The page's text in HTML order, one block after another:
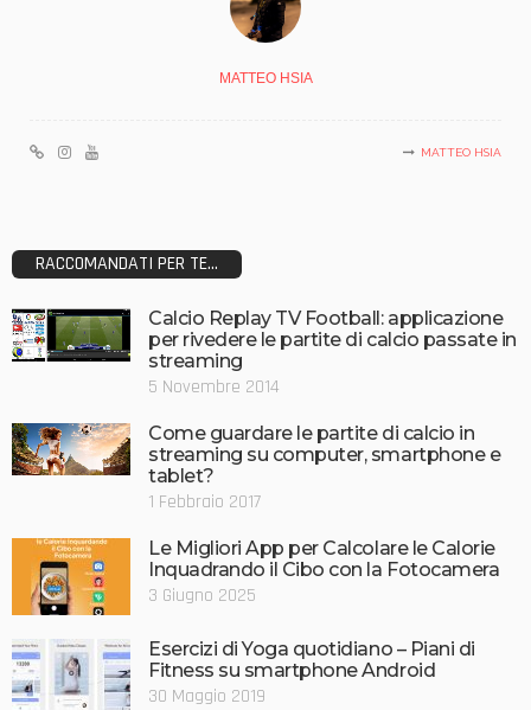
MATTEO HSIA
MATTEO HSIA
RACCOMANDATI PER TE...
Calcio Replay TV Football: applicazione
per rivedere le partite di calcio passate in
streaming
5 Novembre 2014
Come guardare le partite di calcio in
streaming su computer, smartphone e
tablet?
1 Febbraio 2017
Le Migliori App per Calcolare le Calorie
Inquadrando il Cibo con la Fotocamera
3 Giugno 2025
Esercizi di Yoga quotidiano – Piani di
Fitness su smartphone Android
30 Maggio 2019